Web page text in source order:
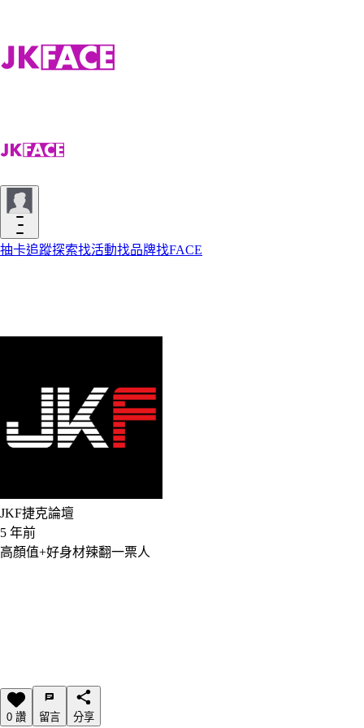
抽卡追蹤探索找活動找品牌找FACE
JKF捷克論壇
5 年前
高顏值+好身材辣翻一票人
0 讚 留言 分享